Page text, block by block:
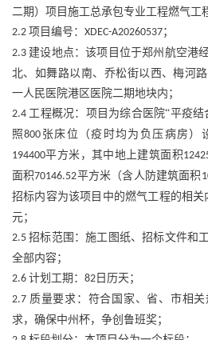
二期）项目施工总承包专业工程燃气工
2.2 项目编号： XDEC-A20260537；
2.3 建设地点：该项目位于郑州航空港
北、如舞路以南、乔松街以西、梅河
一人民医院港区医院二期地块内；
2.4工程概况：项目为综合医院“平疫
照800 张床位（疫时均为负压病房）
194400平方米，其中地上建筑面积
面积70146.52平方米（含人防建筑面积
招标内容为该项目中的燃气工程的相关
元；
2.5招标范围：施工图纸、招标文件和
全部内容；
2.6 计划工期： 82 日历天；
2.7 质量要求：符合国家、省、市相
求，确保中州杯，争创鲁班奖；